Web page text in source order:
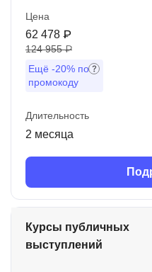
Цена
62 478 ₽
124 955 ₽
Ещё -20% по
промокоду
Длительность
2 месяца
Курсы публичных
выступлений